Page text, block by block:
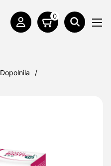
0
Dopolnila
/